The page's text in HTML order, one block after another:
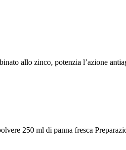
allo zinco, potenzia l’azione
250 ml di panna fresca